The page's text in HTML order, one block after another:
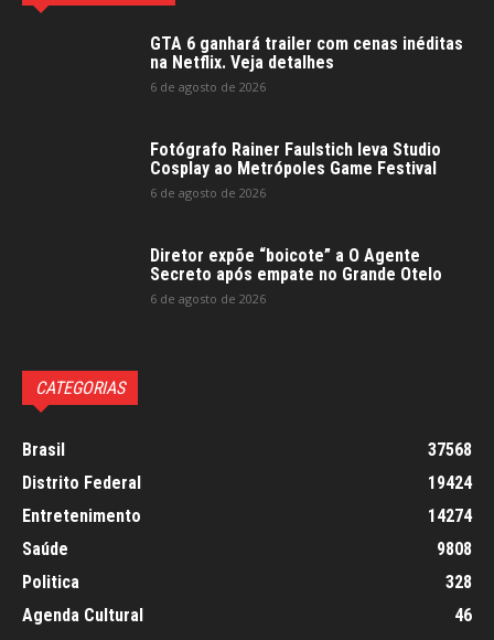
GTA 6 ganhará trailer com cenas inéditas
na Netflix. Veja detalhes
6 de agosto de 2026
Fotógrafo Rainer Faulstich leva Studio
Cosplay ao Metrópoles Game Festival
6 de agosto de 2026
Diretor expõe “boicote” a O Agente
Secreto após empate no Grande Otelo
6 de agosto de 2026
CATEGORIAS
Brasil
37568
Distrito Federal
19424
Entretenimento
14274
Saúde
9808
Politica
328
Agenda Cultural
46